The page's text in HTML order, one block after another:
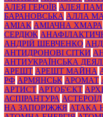
АЛЕЯ ГЕРОЇВ АЛЕЯ
БАРАНОВСЬКА АЛЛА
АМІАК АМІАЧНА ХМАРА
СЕРДЮК
АНДРІЙ ШЕВЧЕНКО
АНТИДРОНОВІ СІТКИ
АНТИУКРАЇНСЬКА
АРЕШТ АРЕШТ МАЙНА
РФ АРМЯНСЬК АРОМАТ
АРТИСТ АРТОБ'ЄКТ
АСПІРАНТУРА АСТЕРОЇД
НА ЗАПОРІЖЖЯ АТАКА